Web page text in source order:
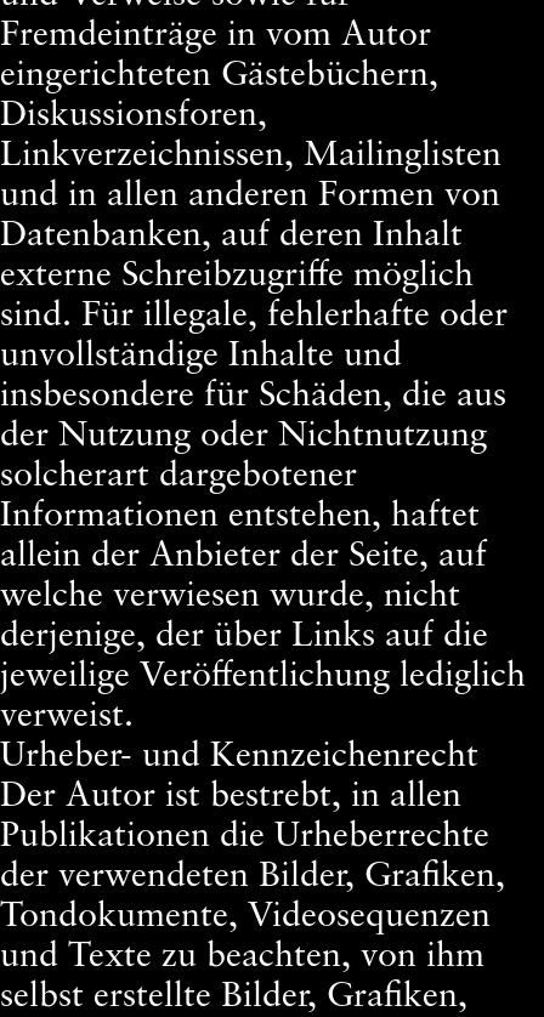
Fremdeinträge in vom Autor
eingerichteten Gästebüchern,
Diskussionsforen,
Linkverzeichnissen, Mailinglisten
und in allen anderen Formen von
Datenbanken, auf deren Inhalt
externe Schreibzugriffe möglich
sind. Für illegale, fehlerhafte oder
unvollständige Inhalte und
insbesondere für Schäden, die aus
der Nutzung oder Nichtnutzung
solcherart dargebotener
Informationen entstehen, haftet
allein der Anbieter der Seite, auf
welche verwiesen wurde, nicht
derjenige, der über Links auf die
jeweilige Veröffentlichung lediglich
verweist.
Urheber- und Kennzeichenrecht
Der Autor ist bestrebt, in allen
Publikationen die Urheberrechte
der verwendeten Bilder, Grafiken,
Tondokumente, Videosequenzen
und Texte zu beachten, von ihm
selbst erstellte Bilder, Grafiken,